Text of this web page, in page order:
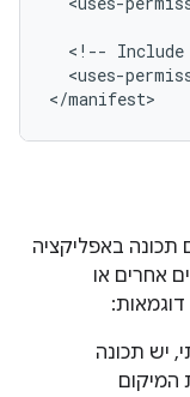
<!-- Include
<uses-
</manifest>
באפליקציה
אחרים או
יש תכונה